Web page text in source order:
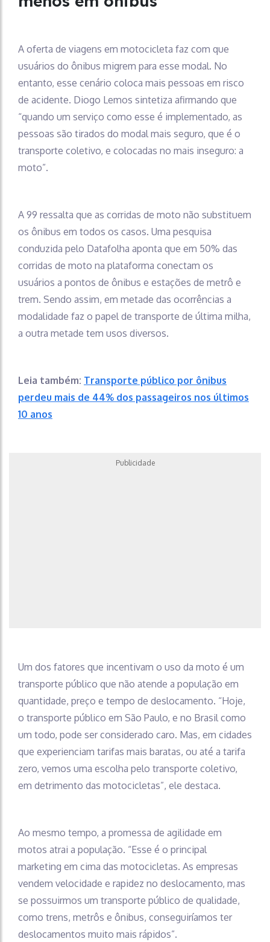
A oferta de viagens em motocicleta faz com que
usuários do ônibus migrem para esse modal. No
entanto, esse cenário coloca mais pessoas em risco
de acidente. Diogo Lemos sintetiza afirmando que
“quando um serviço como esse é implementado, as
pessoas são tirados do modal mais seguro, que é o
transporte coletivo, e colocadas no mais inseguro: a
moto”.
A 99 ressalta que as corridas de moto não substituem
os ônibus em todos os casos. Uma pesquisa
conduzida pelo Datafolha aponta que em 50% das
corridas de moto na plataforma conectam os
usuários a pontos de ônibus e estações de metrô e
trem. Sendo assim, em metade das ocorrências a
modalidade faz o papel de transporte de última milha,
a outra metade tem usos diversos.
Leia também: Transporte público por ônibus
perdeu mais de 44% dos passageiros nos últimos
10 anos
Publicidade
Um dos fatores que incentivam o uso da moto é um
transporte público que não atende a população em
quantidade, preço e tempo de deslocamento. “Hoje,
o transporte público em São Paulo, e no Brasil como
um todo, pode ser considerado caro. Mas, em cidades
que experienciam tarifas mais baratas, ou até a tarifa
zero, vemos uma escolha pelo transporte coletivo,
em detrimento das motocicletas”, ele destaca.
Ao mesmo tempo, a promessa de agilidade em
motos atrai a população. “Esse é o principal
marketing em cima das motocicletas. As empresas
vendem velocidade e rapidez no deslocamento, mas
se possuirmos um transporte público de qualidade,
como trens, metrôs e ônibus, conseguiríamos ter
deslocamentos muito mais rápidos”.